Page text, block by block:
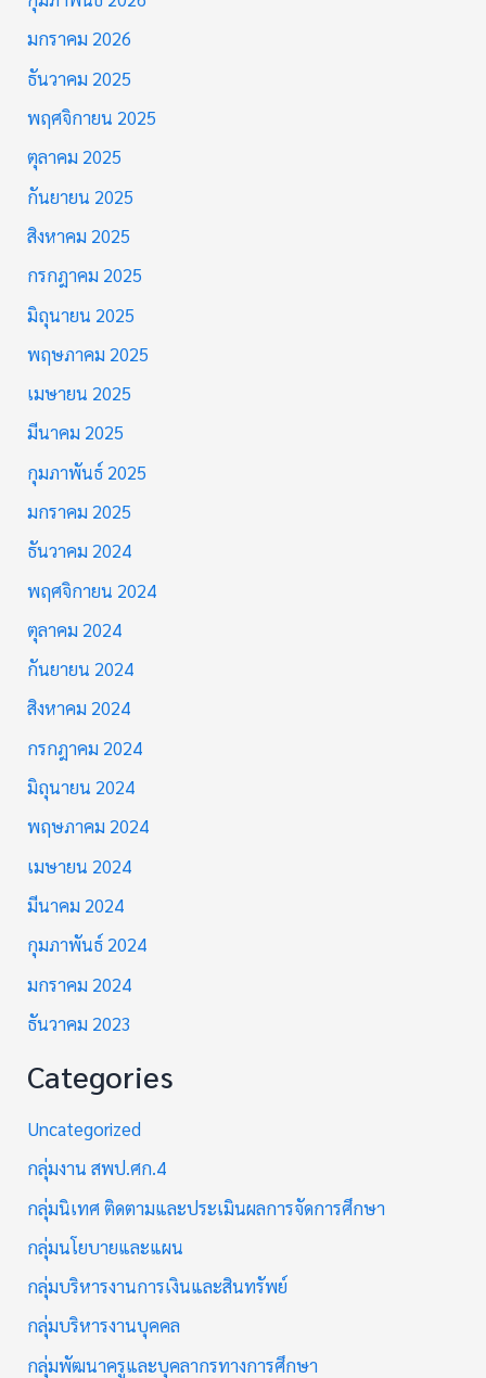
มกราคม 2026
ธันวาคม 2025
พฤศจิกายน 2025
ตุลาคม 2025
กันยายน 2025
สิงหาคม 2025
กรกฎาคม 2025
มิถุนายน 2025
พฤษภาคม 2025
เมษายน 2025
มีนาคม 2025
กุมภาพันธ์ 2025
มกราคม 2025
ธันวาคม 2024
พฤศจิกายน 2024
ตุลาคม 2024
กันยายน 2024
สิงหาคม 2024
กรกฎาคม 2024
มิถุนายน 2024
พฤษภาคม 2024
เมษายน 2024
มีนาคม 2024
กุมภาพันธ์ 2024
มกราคม 2024
ธันวาคม 2023
Categories
Uncategorized
กลุ่มงาน สพป.ศก.4
กลุ่มนิเทศ ติดตามและประเมินผลการจัดการศึกษา
กลุ่มนโยบายและแผน
กลุ่มบริหารงานการเงินและสินทรัพย์
กลุ่มบริหารงานบุคคล
กลุ่มพัฒนาครูและบุคลากรทางการศึกษา